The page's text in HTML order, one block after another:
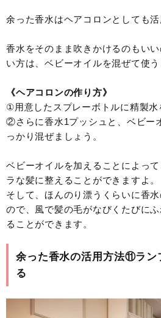
余った香水はヘアコロンとしても活
香水をそのまま吹きかけるのもい
い方は、ベビーオイルを混ぜて使う
《ヘアコロンの作り方》
①用意したスプレーボトルに精製水
②さらに香水1プッシュと、ベビー
っかり混ぜましょう。
ベビーオイルを加えることによっ
ラな髪に整えることができますよ。
そして、ほんのり漂うくらいに香
ので、風で髪の毛がなびくたびに
ることができます。
余った香水の活用方法⑪ラン
る